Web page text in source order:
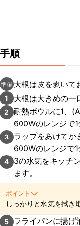
手順
準備 大根は皮を剥いて
1 大根は大きめの一
2
耐熱ボウルに1、
600Wのレンジで1
3
ラップをあけてか
600Wのレンジで1
4
3の水気をキッチ
ます。
ポイント
しっかりと水気を拭き
なりますよ。
5
フライパンに揚